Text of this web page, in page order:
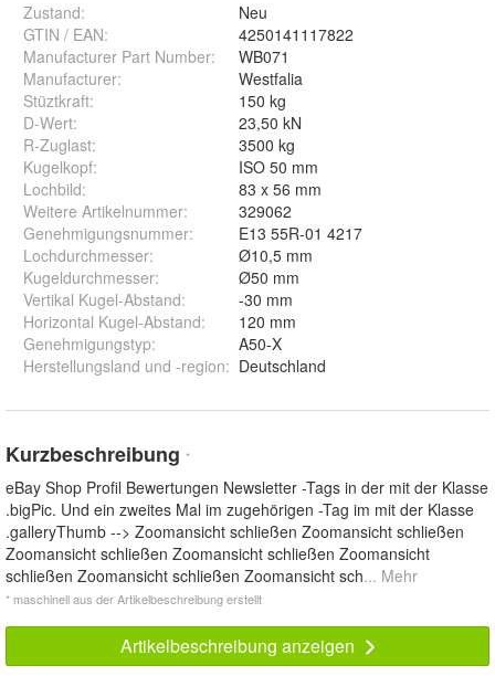
Zustand:
Neu
GTIN / EAN:
4250141117822
Manufacturer Part Number:
WB071
Manufacturer:
Westfalia
Stüztkraft:
150 kg
D-Wert:
23,50 kN
R-Zuglast:
3500 kg
Kugelkopf:
ISO 50 mm
Lochbild:
83 x 56 mm
Weitere Artikelnummer:
329062
Genehmigungsnummer:
E13 55R-01 4217
Lochdurchmesser:
Ø10,5 mm
Kugeldurchmesser:
Ø50 mm
Vertikal Kugel-Abstand:
-30 mm
Horizontal Kugel-Abstand:
120 mm
Genehmigungstyp:
A50-X
Herstellungsland und -region: Deutschland
Kurzbeschreibung *
eBay Shop Profil Bewertungen Newsletter -Tags in der mit der Klasse
.bigPic. Und ein zweites Mal im zugehörigen -Tag im mit der Klasse
.galleryThumb --> Zoomansicht schließen Zoomansicht schließen
Zoomansicht schließen Zoomansicht schließen Zoomansicht
schließen Zoomansicht schließen Zoomansicht sch... Mehr
* maschinell aus der Artikelbeschreibung erstellt
Artikelbeschreibung anzeigen